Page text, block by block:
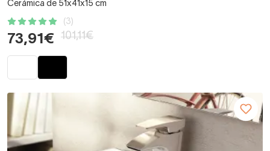
Cerámica de 51x41x15 cm
(3)
73,91€ 101,11€